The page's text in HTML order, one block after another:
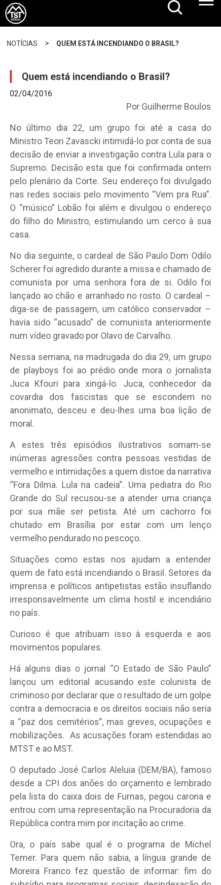
NOTÍCIAS > QUEM ESTÁ INCENDIANDO O BRASIL?
Quem está incendiando o Brasil?
02/04/2016
Por Guilherme Boulos
No último dia 22, um grupo foi até a casa do
Ministro Teori Zavascki intimidá-lo por conta de sua
decisão de enviar a investigação contra Lula para o
Supremo. Decisão esta que foi confirmada ontem
pelo plenário da Corte. Seu endereço foi divulgado
nas redes sociais pelo movimento “Vem pra Rua”.
O “músico” Lobão foi além e divulgou o endereço
do filho do Ministro, estimulando um cerco à sua
casa.
No dia seguinte, o cardeal de São Paulo Dom Odilo
Scherer foi agredido durante a missa e chamado de
comunista por uma senhora fora de si. Odilo foi
lançado ao chão e arranhado no rosto. O cardeal –
diga-se de passagem, um católico conservador –
havia sido “acusado” de comunista anteriormente
num vídeo gravado por Olavo de Carvalho.
Nessa semana, na madrugada do dia 29, um grupo
de playboys foi ao prédio onde mora o jornalista
Juca Kfouri para xingá-lo. Juca, conhecedor da
covardia dos fascistas que se escondem no
anonimato, desceu e deu-lhes uma boa lição de
moral.
A estes três episódios ilustrativos somam-se
inúmeras agressões contra pessoas vestidas de
vermelho e intimidações a quem distoe da narrativa
“Fora Dilma. Lula na cadeia”. Uma pediatra do Rio
Grande do Sul recusou-se a atender uma criança
por sua mãe ser petista. Até um cachorro foi
chutado em Brasília por estar com um lenço
vermelho pendurado no pescoço.
Situações como estas nos ajudam a entender
quem de fato está incendiando o Brasil. Setores da
imprensa e políticos antipetistas estão insuflando
irresponsavelmente um clima hostil e incendiário
no país.
Curioso é que atribuam isso à esquerda e aos
movimentos populares.
Há alguns dias o jornal “O Estado de São Paulo”
lançou um editorial acusando este colunista de
criminoso por declarar que o resultado de um golpe
contra a democracia e os direitos sociais não seria
a “paz dos cemitérios”, mas greves, ocupações e
mobilizações. As acusações foram estendidas ao
MTST e ao MST.
O deputado José Carlos Aleluia (DEM/BA), famoso
desde a CPI dos anões do orçamento e lembrado
pela lista do caixa dois de Furnas, pegou carona e
entrou com uma representação na Procuradoria da
República contra mim por incitação ao crime.
Ora, o país sabe qual é o programa de Michel
Temer. Para quem não sabia, a língua grande de
Moreira Franco fez questão de informar: fim do